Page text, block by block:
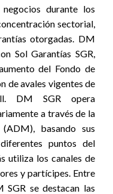
durante los
sectorial,
otorgadas. DM
Sol Garantías SGR,
del Fondo de
de avales vigentes de
DM SGR opera
a través de la
basando sus
puntos del
utiliza los canales de
y partícipes. Entre
se destacan las